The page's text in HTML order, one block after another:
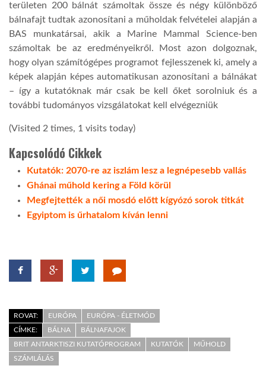
DOBRAVERO.HU
LATIMO.HU
területen 200 bálnát számoltak össze és négy különböző
bálnafajt tudtak azonosítani a műholdak felvételei alapján a
BAS munkatársai, akik a Marine Mammal Science-ben
számoltak be az eredményeikről. Most azon dolgoznak,
hogy olyan számítógépes programot fejlesszenek ki, amely a
képek alapján képes automatikusan azonosítani a bálnákat
– így a kutatóknak már csak be kell őket sorolniuk és a
további tudományos vizsgálatokat kell elvégezniük
(Visited 2 times, 1 visits today)
Kapcsolódó Cikkek
Kutatók: 2070-re az iszlám lesz a legnépesebb vallás
Ghánai műhold kering a Föld körül
Megfejtették a női mosdó előtt kígyózó sorok titkát
Egyiptom is űrhatalom kíván lenni
ROVAT: EURÓPA
EURÓPA - ÉLETMÓD
CÍMKE:
BÁLNA
BÁLNAFAJOK
BRIT ANTARKTISZI KUTATÓPROGRAM
KUTATÓK
MŰHOLD
SZÁMLÁLÁS